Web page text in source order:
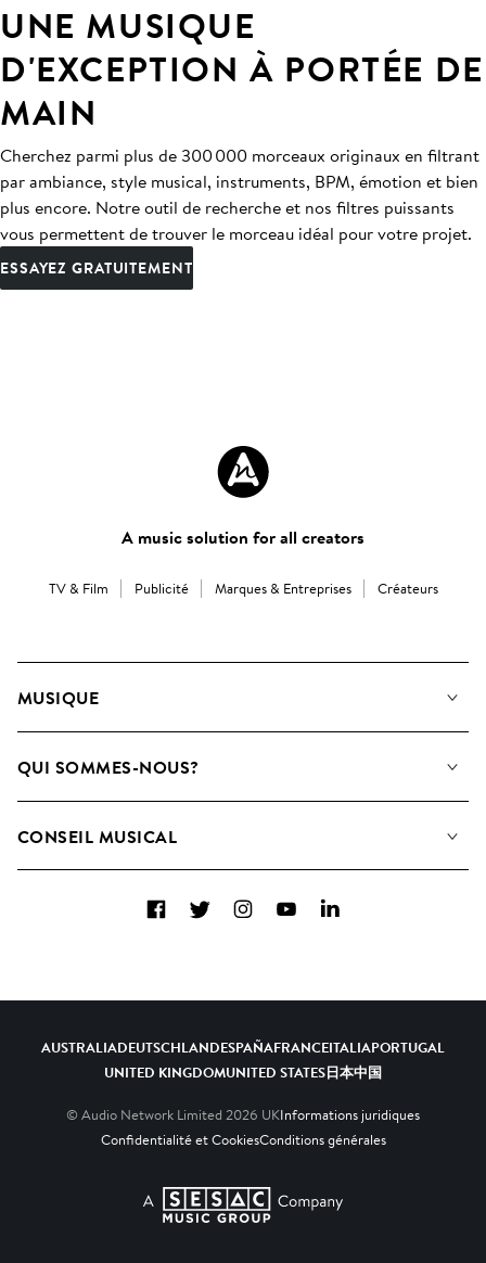
UNE MUSIQUE
D'EXCEPTION À PORTÉE DE
MAIN
Cherchez parmi plus de 300 000 morceaux originaux en filtrant
par ambiance, style musical, instruments, BPM, émotion et bien
plus encore. Notre outil de recherche et nos filtres puissants
vous permettent de trouver le morceau idéal pour votre projet.
ESSAYEZ GRATUITEMENT
A music solution for all creators
TV & Film Publicité Marques & Entreprises Créateurs
MUSIQUE
Rechercher
QUI SOMMES-NOUS?
Comment nous utilisons l’IA
CONSEIL MUSICAL
FacebookTwitterInstagramYouTubeLinkedIn
AUSTRALIADEUTSCHLANDESPAÑAFRANCEITALIAPORTUGAL
UNITED KINGDOMUNITED STATES日本中国
© Audio Network Limited 2026 UKInformations juridiques
Confidentialité et CookiesConditions générales
A SESAC Company